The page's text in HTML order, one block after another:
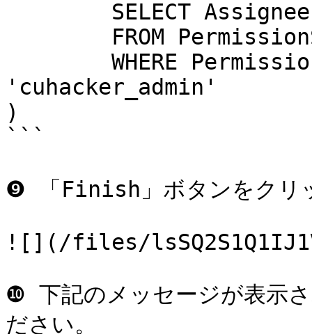
'cuhacker_admin'
)
```
❾ 「Finish」ボタンをクリ
![](/files/
❿ 下記のメッセージが表示
ださい。